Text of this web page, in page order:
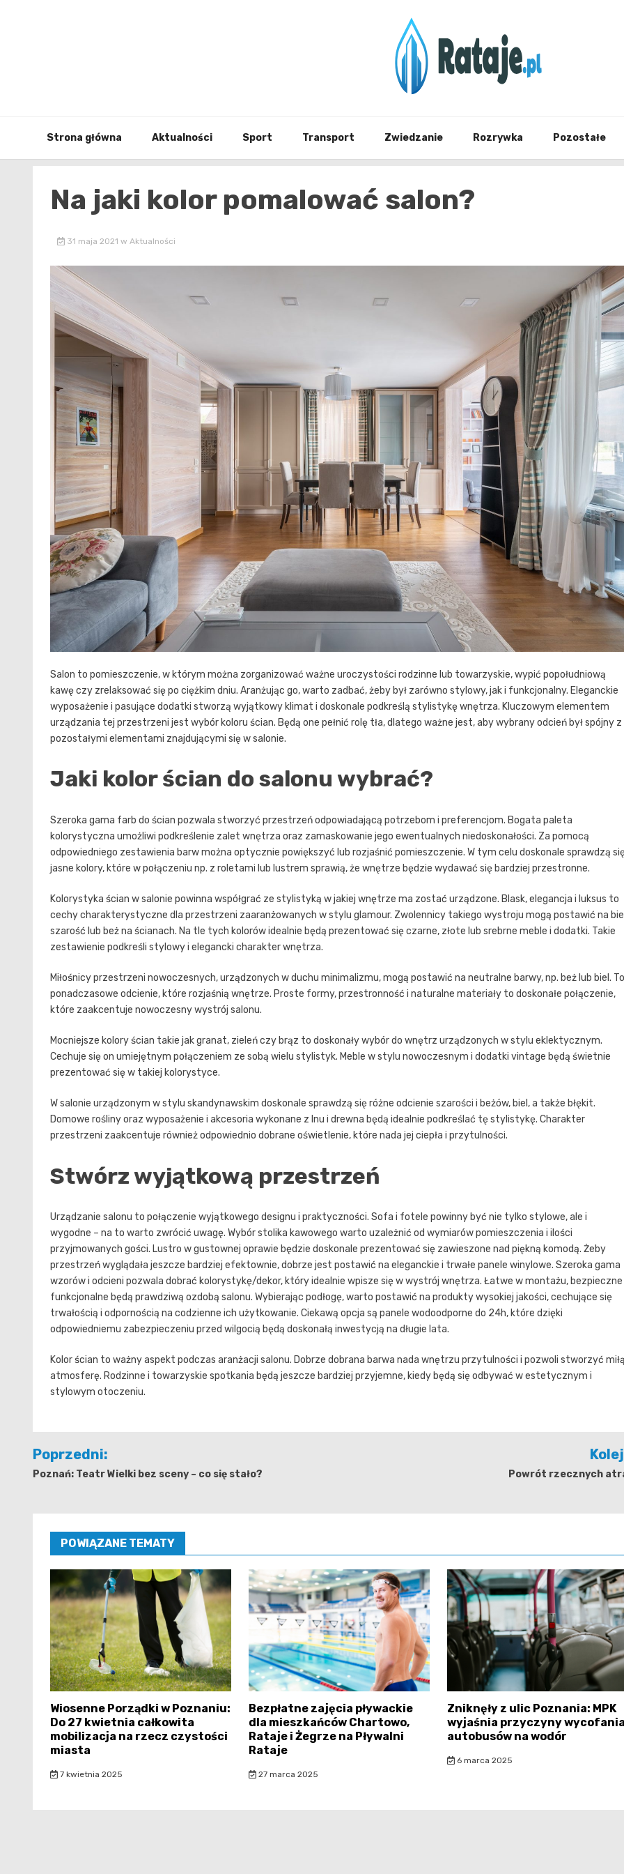
Strona główna Aktualności Sport Transport Zwiedzanie Rozrywka Pozostałe
Na jaki kolor pomalować salon?
31 maja 2021 w Aktualności
Salon to pomieszczenie, w którym można zorganizować ważne uroczystości rodzinne lub towarzyskie, wypić popołudniową
kawę czy zrelaksować się po ciężkim dniu. Aranżując go, warto zadbać, żeby był zarówno stylowy, jak i funkcjonalny. Eleganckie
wyposażenie i pasujące dodatki stworzą wyjątkowy klimat i doskonale podkreślą stylistykę wnętrza. Kluczowym elementem
urządzania tej przestrzeni jest wybór koloru ścian. Będą one pełnić rolę tła, dlatego ważne jest, aby wybrany odcień był spójny z
pozostałymi elementami znajdującymi się w salonie.
Jaki kolor ścian do salonu wybrać?
Szeroka gama farb do ścian pozwala stworzyć przestrzeń odpowiadającą potrzebom i preferencjom. Bogata paleta
kolorystyczna umożliwi podkreślenie zalet wnętrza oraz zamaskowanie jego ewentualnych niedoskonałości. Za pomocą
odpowiedniego zestawienia barw można optycznie powiększyć lub rozjaśnić pomieszczenie. W tym celu doskonale sprawdzą
jasne kolory, które w połączeniu np. z roletami lub lustrem sprawią, że wnętrze będzie wydawać się bardziej przestronne.
Kolorystyka ścian w salonie powinna współgrać ze stylistyką w jakiej wnętrze ma zostać urządzone. Blask, elegancja i luksus to
cechy charakterystyczne dla przestrzeni zaaranżowanych w stylu glamour. Zwolennicy takiego wystroju mogą postawić na
szarość lub beż na ścianach. Na tle tych kolorów idealnie będą prezentować się czarne, złote lub srebrne meble i dodatki. Takie
zestawienie podkreśli stylowy i elegancki charakter wnętrza.
Miłośnicy przestrzeni nowoczesnych, urządzonych w duchu minimalizmu, mogą postawić na neutralne barwy, np. beż lub biel. To
ponadczasowe odcienie, które rozjaśnią wnętrze. Proste formy, przestronność i naturalne materiały to doskonałe połączenie,
które zaakcentuje nowoczesny wystrój salonu.
Mocniejsze kolory ścian takie jak granat, zieleń czy brąz to doskonały wybór do wnętrz urządzonych w stylu eklektycznym.
Cechuje się on umiejętnym połączeniem ze sobą wielu stylistyk. Meble w stylu nowoczesnym i dodatki vintage będą świetnie
prezentować się w takiej kolorystyce.
W salonie urządzonym w stylu skandynawskim doskonale sprawdzą się różne odcienie szarości i beżów, biel, a także błękit.
Domowe rośliny oraz wyposażenie i akcesoria wykonane z lnu i drewna będą idealnie podkreślać tę stylistykę. Charakter
przestrzeni zaakcentuje również odpowiednio dobrane oświetlenie, które nada jej ciepła i przytulności.
Stwórz wyjątkową przestrzeń
Urządzanie salonu to połączenie wyjątkowego designu i praktyczności. Sofa i fotele powinny być nie tylko stylowe, ale i
wygodne – na to warto zwrócić uwagę. Wybór stolika kawowego warto uzależnić od wymiarów pomieszczenia i ilości
przyjmowanych gości. Lustro w gustownej oprawie będzie doskonale prezentować się zawieszone nad piękną komodą. Żeby
przestrzeń wyglądała jeszcze bardziej efektownie, dobrze jest postawić na eleganckie i trwałe panele winylowe. Szeroka gama
wzorów i odcieni pozwala dobrać kolorystykę/dekor, który idealnie wpisze się w wystrój wnętrza. Łatwe w montażu, bezpieczne
funkcjonalne będą prawdziwą ozdobą salonu. Wybierając podłogę, warto postawić na produkty wysokiej jakości, cechujące się
trwałością i odpornością na codzienne ich użytkowanie. Ciekawą opcja są panele wodoodporne do 24h, które dzięki
odpowiedniemu zabezpieczeniu przed wilgocią będą doskonałą inwestycją na długie lata.
Kolor ścian to ważny aspekt podczas aranżacji salonu. Dobrze dobrana barwa nada wnętrzu przytulności i pozwoli stworzyć
atmosferę. Rodzinne i towarzyskie spotkania będą jeszcze bardziej przyjemne, kiedy będą się odbywać w estetycznym i
stylowym otoczeniu.
Nawigacja
wpisu
Poprzedni:
Poznań: Teatr Wielki bez sceny – co się stało? Powrót rzecznych
POWIĄZANE TEMATY
Wiosenne Porządki w Poznaniu:
Do 27 kwietnia całkowita
mobilizacja na rzecz czystości
miasta
7 kwietnia 2025
Bezpłatne zajęcia pływackie
dla mieszkańców Chartowo,
Rataje i Żegrze na Pływalni
Rataje
27 marca 2025
Zniknęły z ulic Poznania: MPK
wyjaśnia przyczyny
autobusów na wodór
6 marca 2025